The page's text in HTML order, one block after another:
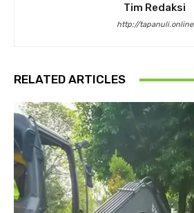
Tim Redaksi
http://tapanuli.online
RELATED ARTICLES